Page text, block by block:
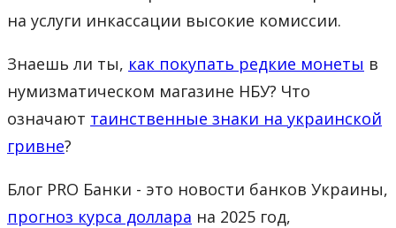
на услуги инкассации высокие комиссии.
Знаешь ли ты, как покупать редкие монеты в
нумизматическом магазине НБУ? Что
означают таинственные знаки на украинской
гривне?
Блог PRO Банки - это новости банков Украины,
прогноз курса доллара на 2025 год,